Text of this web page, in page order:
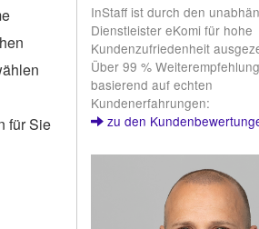
für Sie
InStaff ist durch den
Dienstleister eKomi für hohe
Kundenzufriedenheit
Über 99 %
basierend auf echten
Kundenerfahrungen:
zu den